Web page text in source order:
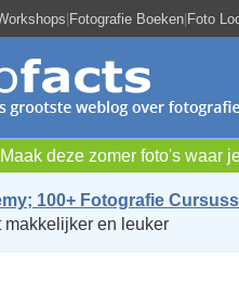
|Fotografie Boeken|Foto
Maak deze zomer foto's waar
100+ Fotografie
makkelijker en leuker